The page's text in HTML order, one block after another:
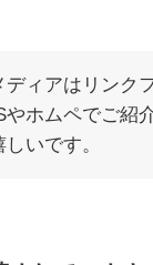
ディアはリンク
やホムペでご紹
しいです。